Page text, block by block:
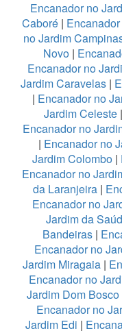
Encanador no
Caboré|
no Jardim
Novo|
Encanador no
Jardim Caravelas |
| Encanador no
Jardim Celeste|
Encanador no
| Encanador no
Jardim Colombo |
Encanador no
da Laranjeira|
Encanador no
Jardim da
Bandeiras |
Encanador no
Jardim Miragaia|
Encanador no
Jardim Dom Bosco
Encanador no
Jardim Edi |